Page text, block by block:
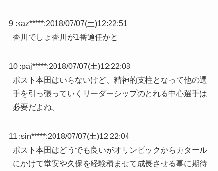
9 :kaz*****:2018/07/07(土)12:22:51
香川でしょ香川が1番適任かと
10 :paj*****:2018/07/07(土)12:22:08
ポスト本田はいらないけど、精神的支柱となって他の選
手を引っ張っていくリーダーシップのとれる中心選手は
必要だよね。
11 :sin*****:2018/07/07(土)12:22:04
ポスト本田はどうでも良いがオリンピックからカタール
にかけて堂安や久保を経験積ませて成長させる事に期待